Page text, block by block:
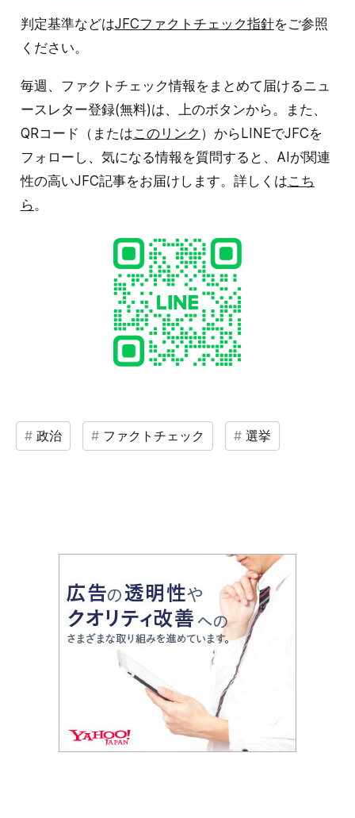
判定基準などはJFCファクトチェック指針をご参照
ください。
毎週、ファクトチェック情報をまとめて届けるニュ
ースレター登録(無料)は、上のボタンから。また、
QRコード（またはこのリンク ）からLINEでJFCを
フォローし、気になる情報を質問すると、AIが関連
性の高いJFC記事をお届けします。詳しくはこち
ら。
政治 ファクトチェック 選挙